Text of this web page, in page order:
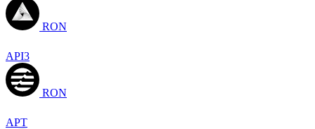
RON
API3
RON
APT